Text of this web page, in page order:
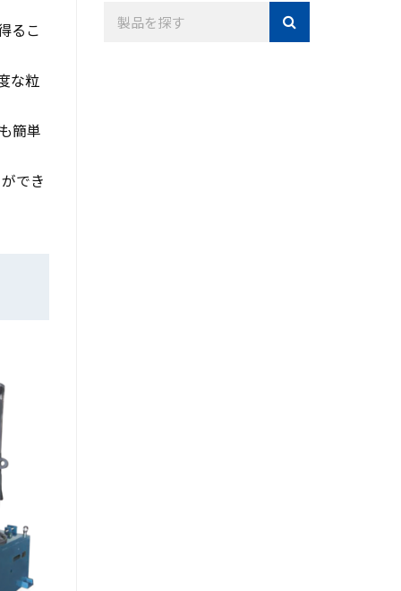
るこ
な粒
簡単
でき